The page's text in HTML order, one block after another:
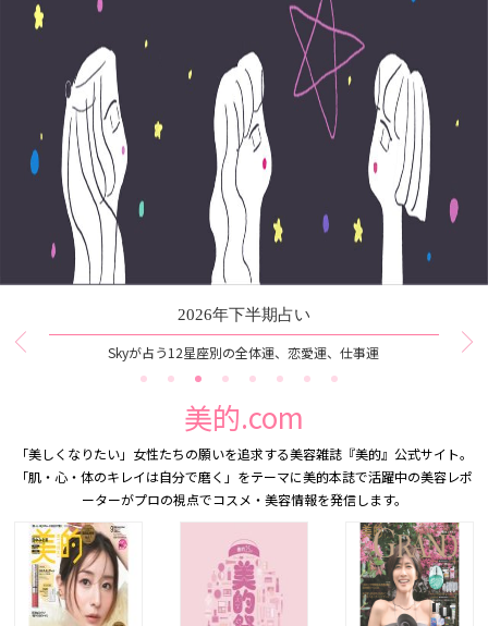
2026年上半期ベストコスメ
美容賢者83名のマイベストコスメとは！？
美的.com
「美しくなりたい」女性たちの願いを追求する美容雑誌『美的』公式サイト。
「肌・心・体のキレイは自分で磨く」をテーマに美的本誌で活躍中の美容レポ
ーターがプロの視点でコスメ・美容情報を発信します。